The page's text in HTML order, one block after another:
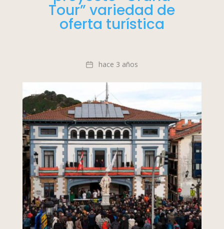
Tour” variedad de
oferta turística
Fechahace 3 años